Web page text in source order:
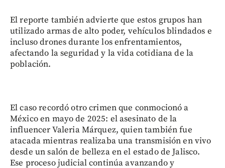
El reporte también advierte que estos grupos han
utilizado armas de alto poder, vehículos blindados e
incluso drones durante los enfrentamientos,
afectando la seguridad y la vida cotidiana de la
población.
El caso recordó otro crimen que conmocionó a
México en mayo de 2025: el asesinato de la
influencer Valeria Márquez, quien también fue
atacada mientras realizaba una transmisión en vivo
desde un salón de belleza en el estado de Jalisco.
Ese proceso judicial continúa avanzando y